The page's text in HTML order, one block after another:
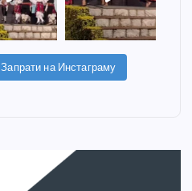
Запрати на Инстаграму